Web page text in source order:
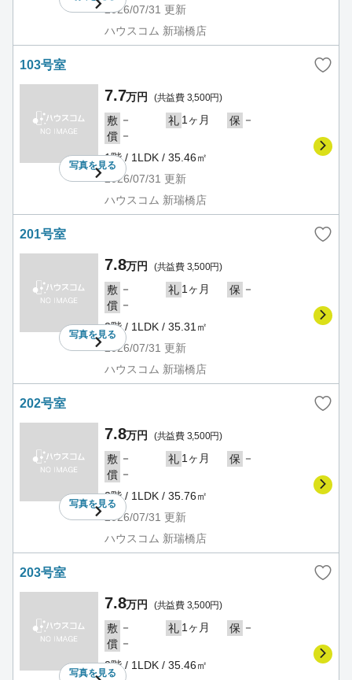
2026/07/31 更新
ハウスコム 新瑞橋店
103号室
写真を見る
7.7万円 (共益費 3,500円)
敷 － 礼 1ヶ月 保 －
償 －
1階 / 1LDK / 35.46㎡
2026/07/31 更新
ハウスコム 新瑞橋店
201号室
写真を見る
7.8万円 (共益費 3,500円)
敷 － 礼 1ヶ月 保 －
償 －
2階 / 1LDK / 35.31㎡
2026/07/31 更新
ハウスコム 新瑞橋店
202号室
写真を見る
7.8万円 (共益費 3,500円)
敷 － 礼 1ヶ月 保 －
償 －
2階 / 1LDK / 35.76㎡
2026/07/31 更新
ハウスコム 新瑞橋店
203号室
写真を見る
7.8万円 (共益費 3,500円)
敷 － 礼 1ヶ月 保 －
償 －
2階 / 1LDK / 35.46㎡